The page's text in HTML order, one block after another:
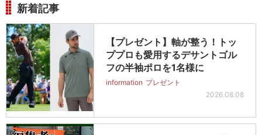
新着記事
【プレゼント】軸が整う！トッ
ププロも愛用するデサントゴル
フの半袖ポロを1名様に
information プレゼント
2026.08.08